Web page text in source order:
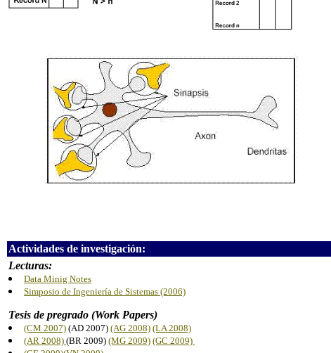
Actividades de investigación:
Lecturas:
Data Minig Notes
Simposio de Ingeniería de Sistemas (2006)
Tesis de pregrado (Work Papers)
(CM 2007) (AD 2007) (AG 2008) (LA 2008)
(AR 2008) (BR 2009) (MG 2009) (GC 2009)